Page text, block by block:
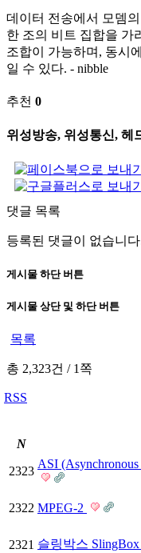
데이터 전송에서 모뎀
한 조의 비트 집합을 가
조합이 가능하며, 동시
일 수 있다. - nibble
추천 0
위성방송, 위성통신, 헤
댓글 목록
등록된 댓글이 없습니
게시물 하단 버튼
게시물 상단 및 하단 버튼
목록
총 2,323건 /1쪽
RSS
N
2323
ASI (Asynchronous
2322 MPEG-2
2321 슬링박스 SlingBox